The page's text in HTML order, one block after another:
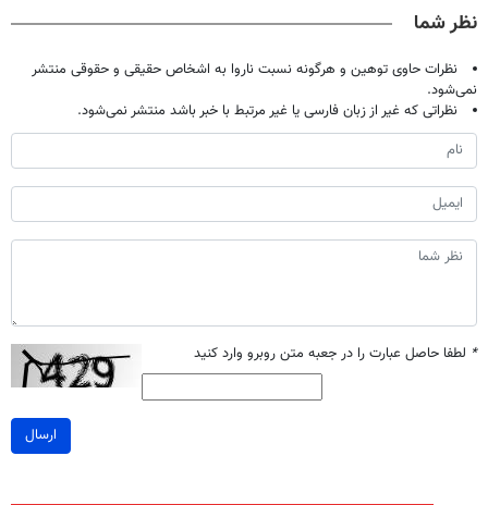
نظر شما
نظرات حاوی توهین و هرگونه نسبت ناروا به اشخاص حقیقی و حقوقی منتشر
نمی‌شود.
نظراتی که غیر از زبان فارسی یا غیر مرتبط با خبر باشد منتشر نمی‌شود.
* لطفا حاصل عبارت را در جعبه متن روبرو وارد کنید
ارسال